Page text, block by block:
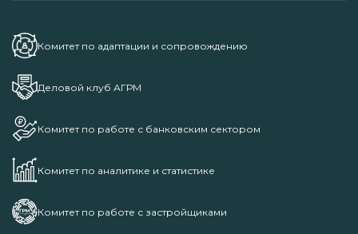
Комитет по адаптации и сопровождению
Деловой клуб АГРМ
Комитет по работе с банковским сектором
Комитет по аналитике и статистике
Комитет по работе с застройщиками